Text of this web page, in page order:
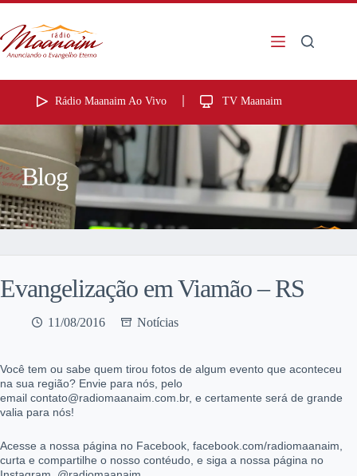
Rádio Maanaim Ao Vivo TV Maanaim
Blog
Evangelização em Viamão – RS
11/08/2016 Notícias
Você tem ou sabe quem tirou fotos de algum evento que aconteceu
na sua região? Envie para nós, pelo
email contato@radiomaanaim.com.br, e certamente será de grande
valia para nós!
Acesse a nossa página no Facebook, facebook.com/radiomaanaim,
curta e compartilhe o nosso contéudo, e siga a nossa página no